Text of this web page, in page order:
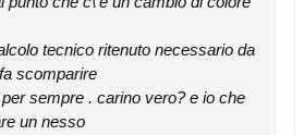
tecnico ritenuto necessario da
scomparire
sempre . carino vero? e io che
un nesso